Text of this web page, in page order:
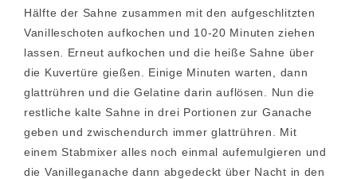
Hälfte der Sahne zusammen mit den aufgeschlitzten
Vanilleschoten aufkochen und 10-20 Minuten ziehen
lassen. Erneut aufkochen und die heiße Sahne über
die Kuvertüre gießen. Einige Minuten warten, dann
glattrühren und die Gelatine darin auflösen. Nun die
restliche kalte Sahne in drei Portionen zur Ganache
geben und zwischendurch immer glattrühren. Mit
einem Stabmixer alles noch einmal aufemulgieren und
die Vanilleganache dann abgedeckt über Nacht in den